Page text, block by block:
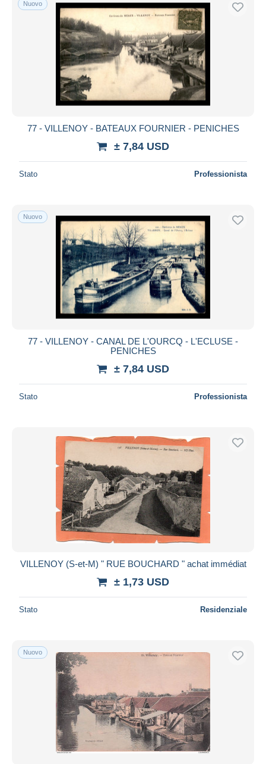
Spedizione gratuita
Metodi di pagamento
PayPal
Bonifico bancario
Visa
Mastercard
iDeal
Aggiorna
Nuovo
77 - VILLENOY - BATEAUX FOURNIER - PENICHES
± 7,84 USD
Stato Professionista
Nuovo
77 - VILLENOY - CANAL DE L'OURCQ - L'ECLUSE -
PENICHES
± 7,84 USD
Stato Professionista
VILLENOY (S-et-M) " RUE BOUCHARD " achat immédiat
± 1,73 USD
Stato Residenziale
Nuovo